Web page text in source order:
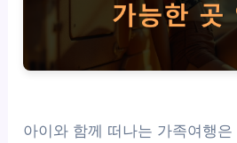
아이와 함께 떠나는 가족여행